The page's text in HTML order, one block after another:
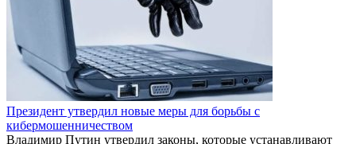
Президент утвердил новые меры для борьбы с
кибермошенничеством
Владимир Путин утвердил законы, которые устанавливают